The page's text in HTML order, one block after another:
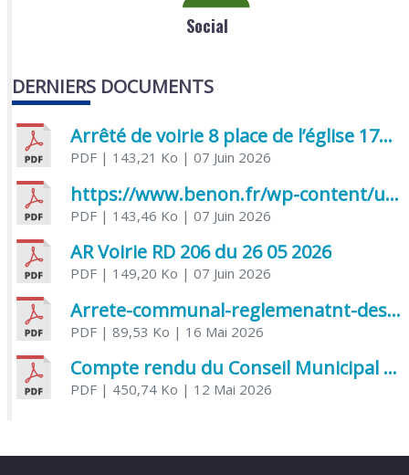
Social
DERNIERS DOCUMENTS
Arrêté de voirie 8 place de l’église 17170 Benon
PDF| 143,21 Ko | 07 Juin 2026
https://www.benon.fr/wp-content/uploads/2026/06/AR-Voirie-Chemin-de-Lafond-du-26-05-2026.pdf
PDF| 143,46 Ko | 07 Juin 2026
AR Voirie RD 206 du 26 05 2026
PDF| 149,20 Ko | 07 Juin 2026
Arrete-communal-reglemenatnt-des-bruits-de-voisinage-et-des-activites-bruyantes
PDF| 89,53 Ko | 16 Mai 2026
Compte rendu du Conseil Municipal du 06 mai 2026
PDF| 450,74 Ko | 12 Mai 2026